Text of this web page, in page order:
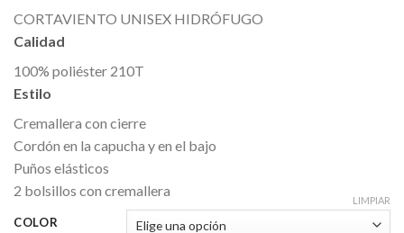
CORTAVIENTO UNISEX HIDRÓFUGO
Calidad
100% poliéster 210T
Estilo
Cremallera con cierre
Cordón en la capucha y en el bajo
Puños elásticos
2 bolsillos con cremallera
COLOR
LIMPIAR